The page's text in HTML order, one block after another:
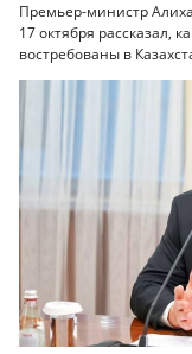
Премьер-министр
17 октября рассказал,
востребованы в